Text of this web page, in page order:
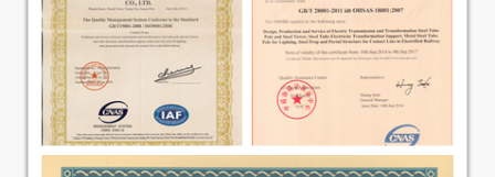
Συγκόλληση
κάνει
ένωση όμορφη στη μορφή
Πρότυπα συγκόλλησης: AWS
(αμερικανική κοινωνία
συγκόλλησης) Δ 1.1